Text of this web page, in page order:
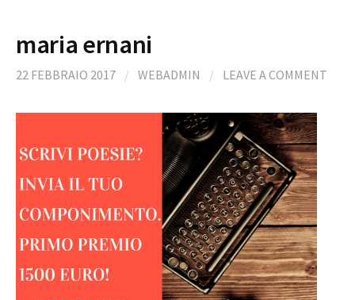
maria ernani
22 FEBBRAIO 2017 / WEBADMIN / LEAVE A COMMENT